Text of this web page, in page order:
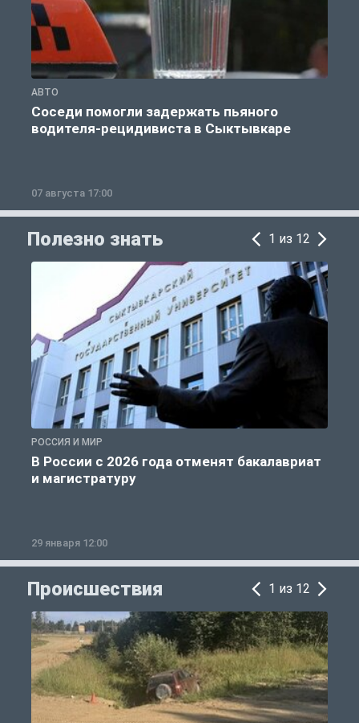
АВТО
Соседи помогли задержать пьяного
водителя-рецидивиста в Сыктывкаре
07 августа 17:00
Полезно знать 1 из 12
РОССИЯ И МИР
В России с 2026 года отменят бакалавриат
и магистратуру
29 января 12:00
Происшествия 1 из 12